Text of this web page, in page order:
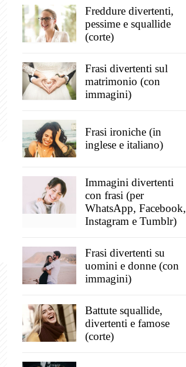
Freddure divertenti,
pessime e squallide
(corte)
Frasi divertenti sul
matrimonio (con
immagini)
Frasi ironiche (in
inglese e italiano)
Immagini divertenti
con frasi (per
WhatsApp, Facebook,
Instagram e Tumblr)
Frasi divertenti su
uomini e donne (con
immagini)
Battute squallide,
divertenti e famose
(corte)